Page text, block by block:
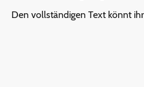
Den vollständigen Text könnt ihr